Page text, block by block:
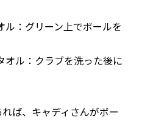
：グリーン上でボールを
ル：クラブを洗った後に
ば、キャディさんがボー